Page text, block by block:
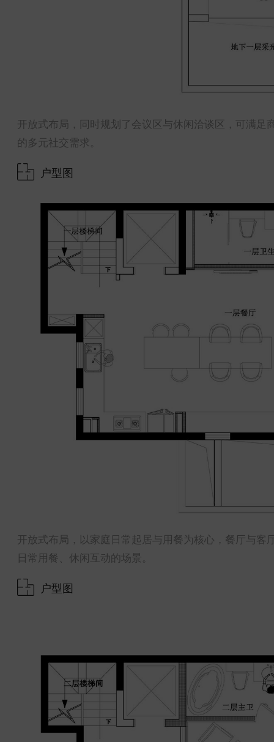
开放式布局，同时规划了会议区与休闲洽谈区，可满
的多元社交需求。
户型图
开放式布局，以家庭日常起居与用餐为核心，餐厅与
日常用餐、休闲互动的场景。
户型图